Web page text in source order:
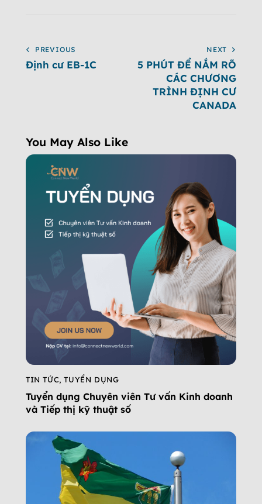
PREVIOUS
Định cư EB-1C
NEXT
5 PHÚT ĐỂ NẮM RÕ
CÁC CHƯƠNG
TRÌNH ĐỊNH CƯ
CANADA
You May Also Like
TIN TỨC,TUYỂN DỤNG
Tuyển dụng Chuyên viên Tư vấn Kinh doanh
và Tiếp thị kỹ thuật số